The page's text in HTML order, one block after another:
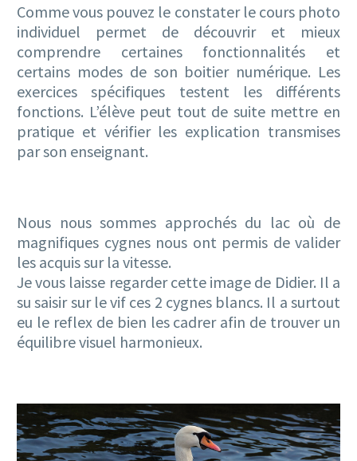
Comme vous pouvez le constater le cours photo
individuel permet de découvrir et mieux
comprendre certaines fonctionnalités et
certains modes de son boitier numérique. Les
exercices spécifiques testent les différents
fonctions. L’élève peut tout de suite mettre en
pratique et vérifier les explication transmises
par son enseignant.
Nous nous sommes approchés du lac où de
magnifiques cygnes nous ont permis de valider
les acquis sur la vitesse.
Je vous laisse regarder cette image de Didier. Il a
su saisir sur le vif ces 2 cygnes blancs. Il a surtout
eu le reflex de bien les cadrer afin de trouver un
équilibre visuel harmonieux.